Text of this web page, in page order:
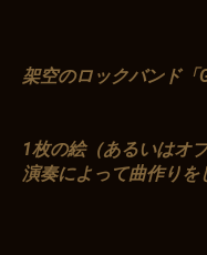
架空のロックバンド「
1枚の絵（あるいはオ
演奏によって曲作りを